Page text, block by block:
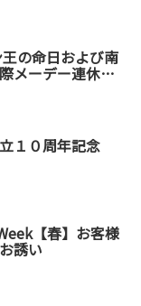
王の命日および南
メーデー連休の
１０周年記念
【春】お客様
誘い